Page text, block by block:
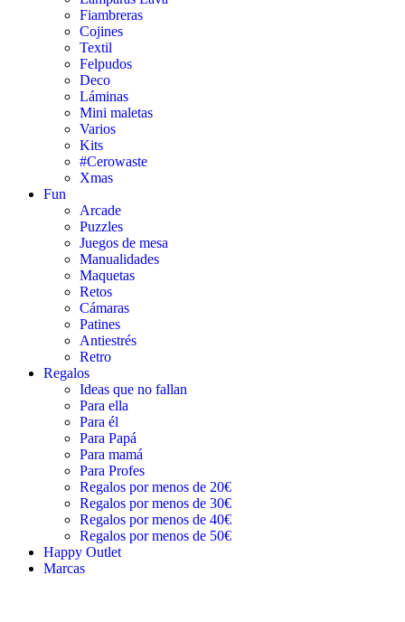
Fiambreras
Cojines
Textil
Felpudos
Deco
Láminas
Mini maletas
Varios
Kits
#Cerowaste
Xmas
Fun
Arcade
Puzzles
Juegos de mesa
Manualidades
Maquetas
Retos
Cámaras
Patines
Antiestrés
Retro
Regalos
Ideas que no fallan
Para ella
Para él
Para Papá
Para mamá
Para Profes
Regalos por menos de 20€
Regalos por menos de 30€
Regalos por menos de 40€
Regalos por menos de 50€
Happy Outlet
Marcas